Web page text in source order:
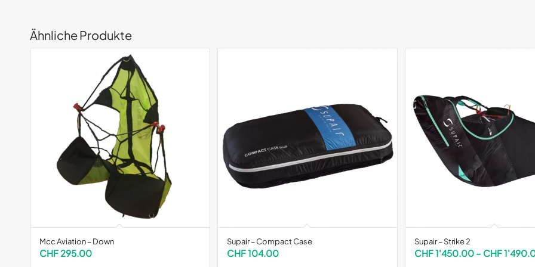
Ähnliche Produkte
Mcc Aviation – Down
CHF295.00
Supair – Compact Case
CHF104.00
Supair – Strike 2
CHF1'450.00 – CHF